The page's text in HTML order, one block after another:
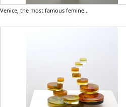
Venice, the most famous femine...